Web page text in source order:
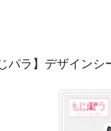
パラ】デザイン